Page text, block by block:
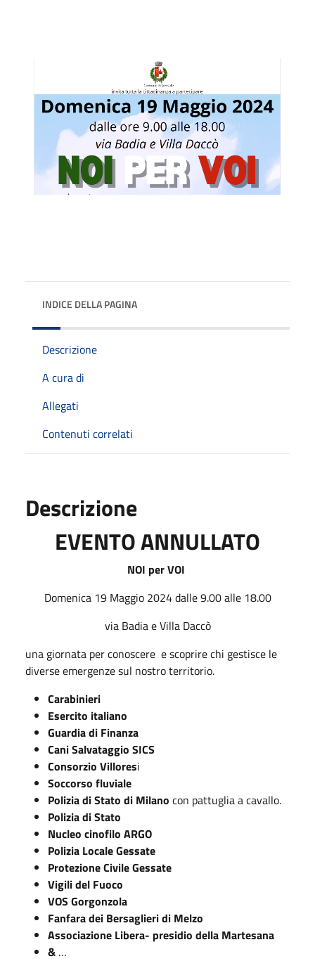
INDICE DELLA PAGINA
Descrizione
A cura di
Allegati
Contenuti correlati
Descrizione
EVENTO ANNULLATO
NOI per VOI
Domenica 19 Maggio 2024 dalle 9.00 alle 18.00
via Badia e Villa Daccò
una giornata per conoscere e scoprire chi gestisce le
diverse emergenze sul nostro territorio.
Carabinieri
Esercito italiano
Guardia di Finanza
Cani Salvataggio SICS
Consorzio Villoresi
Soccorso fluviale
Polizia di Stato di Milano con pattuglia a cavallo.
Polizia di Stato
Nucleo cinofilo ARGO
Polizia Locale Gessate
Protezione Civile Gessate
Vigili del Fuoco
VOS Gorgonzola
Fanfara dei Bersaglieri di Melzo
Associazione Libera- presidio della Martesana
& …